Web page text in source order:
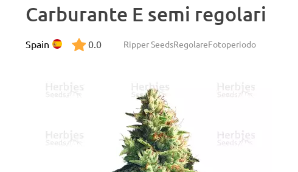
Carburante E semi regolari
Ripper SeedsRegolareFotoperiodo
Spain 0.0